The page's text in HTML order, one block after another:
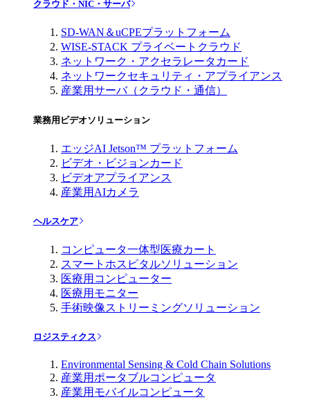
クラウド・NIC・サーバ
SD-WAN＆uCPEプラットフォーム
WISE-STACK プライベートクラウド
ネットワーク・アクセラレータカード
ネットワークセキュリティ・アプライアンス
産業用サーバ（クラウド・通信）
業務用ビデオソリューション
エッジAI Jetson™ プラットフォーム
ビデオ・ビジョンカード
ビデオアプライアンス
産業用AIカメラ
ヘルスケア
コンピュータ一体型医療カート
スマートホスピタルソリューション
医療用コンピューター
医療用モニター
手術映像ストリーミングソリューション
ロジスティクス
Environmental Sensing & Cold Chain Solutions
産業用ポータブルコンピュータ
産業用モバイルコンピュータ